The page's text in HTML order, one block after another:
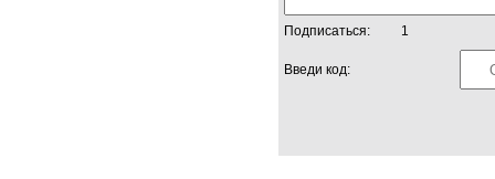
Подписаться: 1
Введи код: